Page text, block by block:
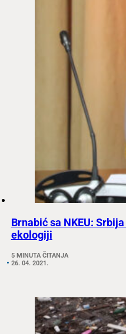
Brnabić sa NKEU:
ekologiji
5 MINUTA ČITANJA
26. 04. 2021.